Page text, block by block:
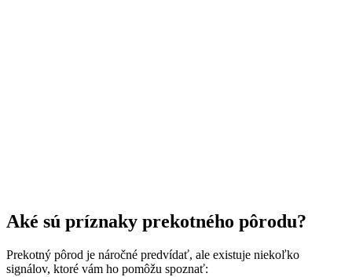
Aké sú príznaky prekotného pôrodu?
Prekotný pôrod je náročné predvídať, ale existuje niekoľko
signálov, ktoré vám ho pomôžu spoznať: